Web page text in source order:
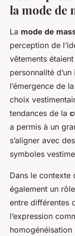
la mode de
La mode de
perception de
vêtements
personnalité
l’émergence de la
choix
tendances de la
a permis à un
s’aligner avec
symboles
Dans le contexte
également un
entre différentes
l’expression